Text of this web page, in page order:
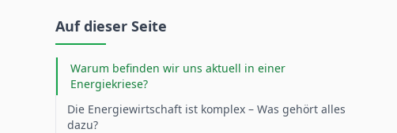
Ergänzende Informationen
Auf dieser Seite
Warum befinden wir uns aktuell in einer
Energiekriese?
Die Energiewirtschaft ist komplex – Was gehört alles
dazu?